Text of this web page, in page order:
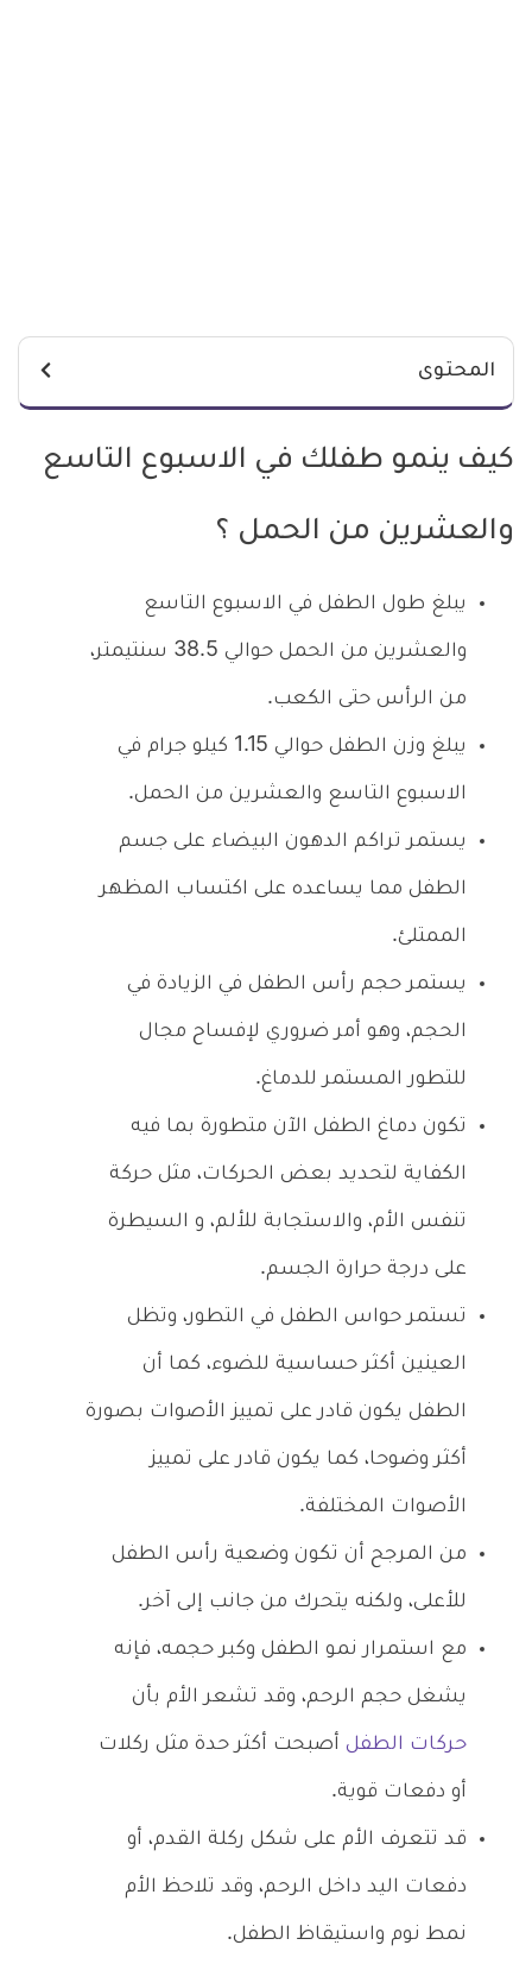
المحتوى
كيف ينمو طفلك في الاسبوع التاسع
والعشرين من الحمل ؟
يبلغ طول الطفل في الاسبوع التاسع
والعشرين من الحمل حوالي 38.5 سنتيمتر،
من الرأس حتى الكعب.
يبلغ وزن الطفل حوالي 1.15 كيلو جرام في
الاسبوع التاسع والعشرين من الحمل.
يستمر تراكم الدهون البيضاء على جسم
الطفل مما يساعده على اكتساب المظهر
الممتلئ.
يستمر حجم رأس الطفل في الزيادة في
الحجم، وهو أمر ضروري لإفساح مجال
للتطور المستمر للدماغ.
تكون دماغ الطفل الآن متطورة بما فيه
الكفاية لتحديد بعض الحركات، مثل حركة
تنفس الأم، والاستجابة للألم، و السيطرة
على درجة حرارة الجسم.
تستمر حواس الطفل في التطور، وتظل
العينين أكثر حساسية للضوء، كما أن
الطفل يكون قادر على تمييز الأصوات بصورة
أكثر وضوحا، كما يكون قادر على تمييز
الأصوات المختلفة.
من المرجح أن تكون وضعية رأس الطفل
للأعلى، ولكنه يتحرك من جانب إلى آخر.
مع استمرار نمو الطفل وكبر حجمه، فإنه
يشغل حجم الرحم، وقد تشعر الأم بأن
حركات الطفل أصبحت أكثر حدة مثل ركلات
أو دفعات قوية.
قد تتعرف الأم على شكل ركلة القدم، أو
دفعات اليد داخل الرحم، وقد تلاحظ الأم
نمط نوم واستيقاظ الطفل.